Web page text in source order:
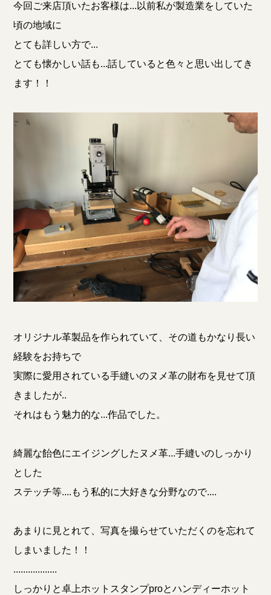
今回ご来店頂いたお客様は...以前私が製造業をしていた
頃の地域に
とても詳しい方で...
とても懐かしい話も...話していると色々と思い出してき
ます！！
オリジナル革製品を作られていて、その道もかなり長い
経験をお持ちで
実際に愛用されている手縫いのヌメ革の財布を見せて頂
きましたが..
それはもう魅力的な...作品でした。
綺麗な飴色にエイジングしたヌメ革...手縫いのしっかり
とした
ステッチ等....もう私的に大好きな分野なので....
あまりに見とれて、写真を撮らせていただくのを忘れて
しまいました！！
..................
しっかりと卓上ホットスタンプproとハンディーホット